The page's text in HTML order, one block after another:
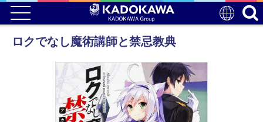
ロクでなし魔術講師と禁忌教典